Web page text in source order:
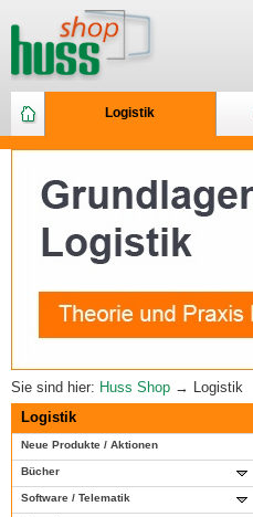
Logistik
Sie sind hier: Huss Shop → Logistik
Logistik
Neue Produkte / Aktionen
Bücher
Software / Telematik